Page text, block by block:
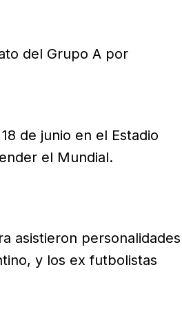
del Grupo A por
de junio en el Estadio
el Mundial.
asistieron personalidades
y los ex futbolistas